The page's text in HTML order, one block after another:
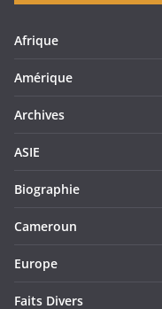
Afrique
Amérique
Archives
ASIE
Biographie
Cameroun
Europe
Faits Divers